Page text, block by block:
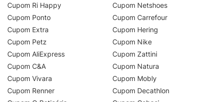
Cupom Ri Happy
Cupom Ponto
Cupom Extra
Cupom Petz
Cupom AliExpress
Cupom C&A
Cupom Vivara
Cupom Renner
Cupom Netshoes
Cupom Carrefour
Cupom Hering
Cupom Nike
Cupom Zattini
Cupom Natura
Cupom Mobly
Cupom Decathlon